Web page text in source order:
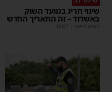
שינוי חריג במועד השוק
באשדוד – זה התאריך החדש
מנחם דויטש 16:07